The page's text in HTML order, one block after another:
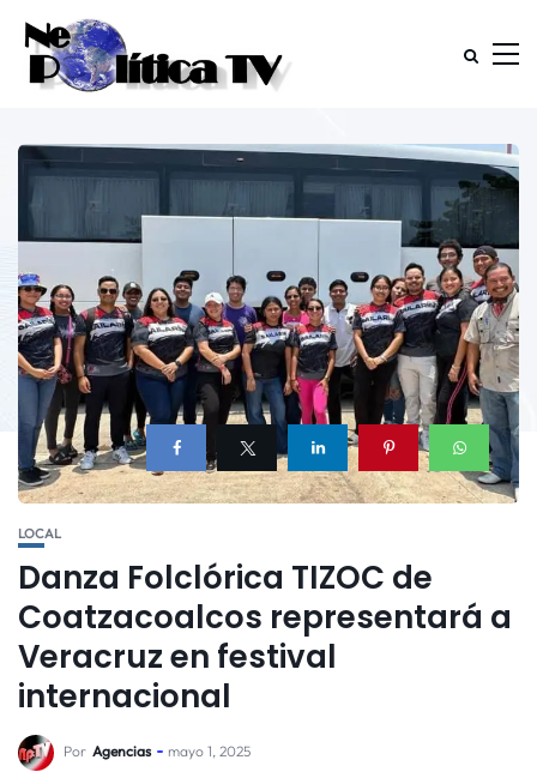
LOCAL
Danza Folclórica TIZOC de
Coatzacoalcos representará a
Veracruz en festival
internacional
Por Agencias mayo 1, 2025